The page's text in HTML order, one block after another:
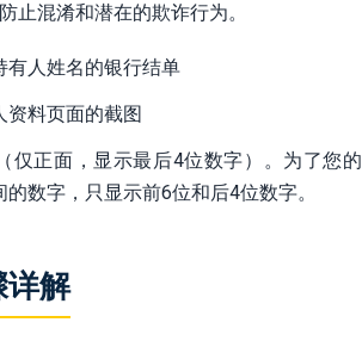
止混淆和潜在的欺诈行为。
有人姓名的银行结单
料页面的截图
仅正面，显示最后4位数字）。为了您的
数字，只显示前6位和后4位数字。
详解